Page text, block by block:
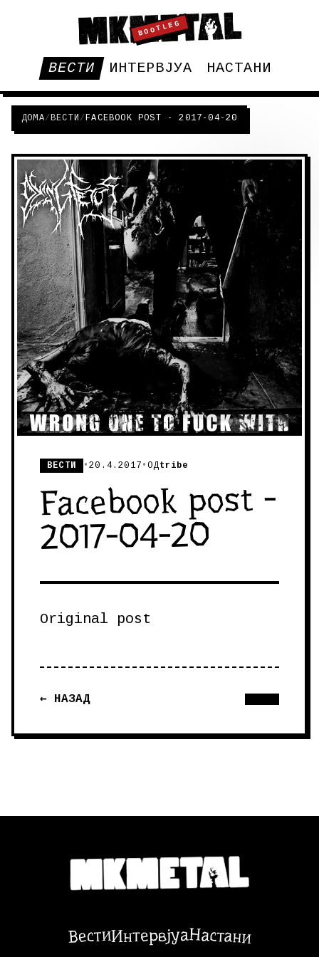
BOOTLEG
ВЕСТИ ИНТЕРВЈУА НАСТАНИ
ДОМА/ВЕСТИ /FACEBOOK POST - 2017-04-20
ВЕСТИ •20.4.2017 •ОДtribe
Facebook post -
2017-04-20
Original post
← НАЗАД
ВестиИнтервјуаНастани